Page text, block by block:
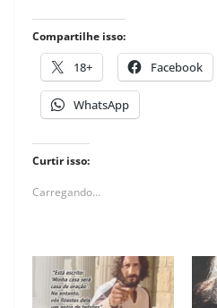
Compartilhe isso:
18+ Facebook
WhatsApp
Curtir isso:
Carregando...